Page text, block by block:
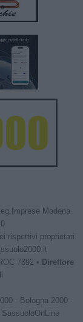
Modena
rispettivi proprietari.
7892 • Direttore
- Bologna 2000-
SassuoloOnLine